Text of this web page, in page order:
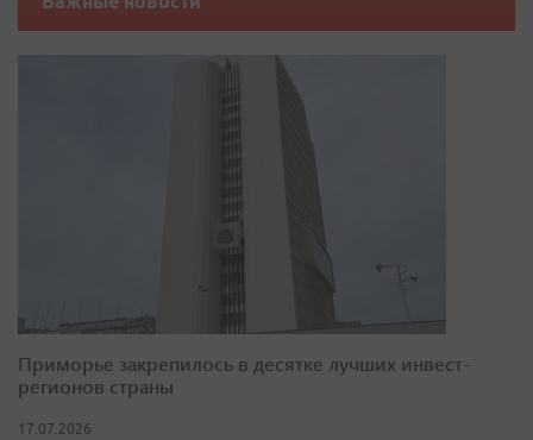
Приморье закрепилось в десятке лучших инвест-
регионов страны
17.07.2026